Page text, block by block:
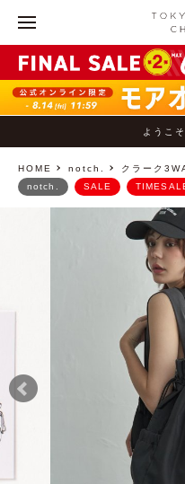
ようこ
HOME notch. クラーク
notch. SALE